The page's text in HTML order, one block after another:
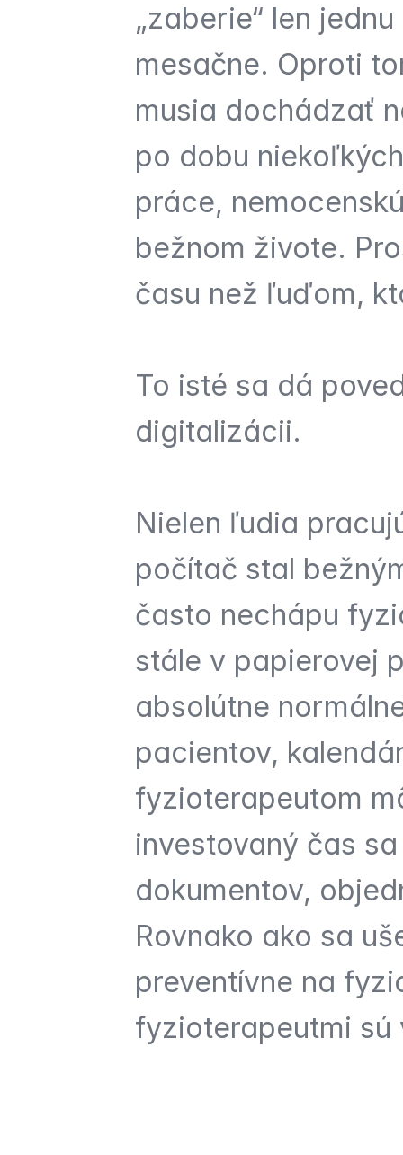
„zaberie“ len
mesačne. Oproti
musia dochádzať
po dobu
práce,
bežnom živote.
času než ľuďom,
To isté sa dá
digitalizácii.
Nielen ľudia
počítač stal
často nechápu
stále v papierovej
absolútne
pacientov,
fyzioterapeutom
investovaný čas
dokumentov,
Rovnako ako sa
preventívne na
fyzioterapeutmi sú